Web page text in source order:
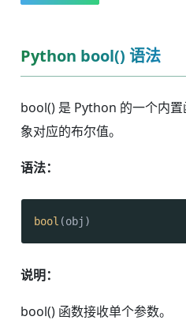
Python bool() 语法
bool() 是 Python 的一个内
象对应的布尔值。
语法：
bool (obj)
说明：
bool() 函数接收单个参数。